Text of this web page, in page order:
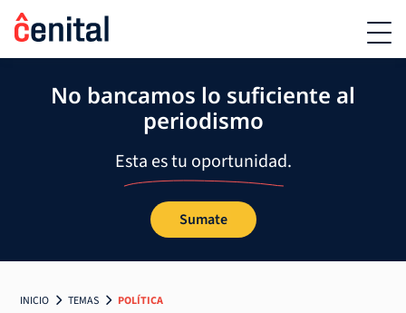
No bancamos lo suficiente al
periodismo
Esta es tu oportunidad.
Sumate
INICIO TEMAS POLÍTICA